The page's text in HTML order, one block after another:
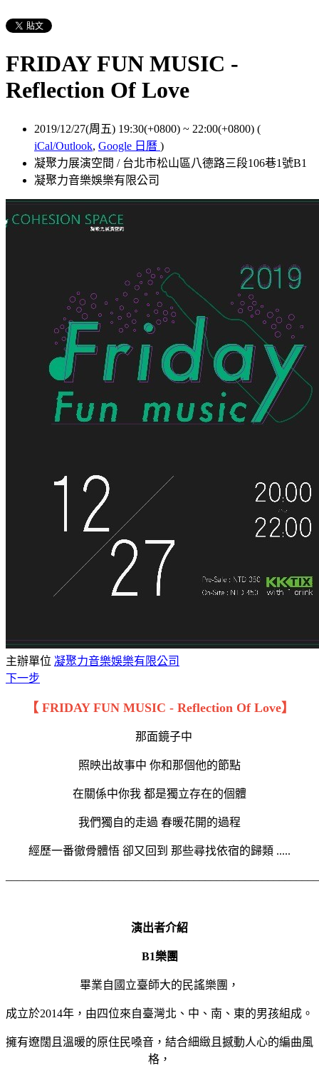
FRIDAY FUN MUSIC -
Reflection Of Love
2019/12/27(周五) 19:30(+0800) ~ 22:00(+0800) (
iCal/Outlook, Google 日曆 )
凝聚力展演空間 / 台北市松山區八德路三段106巷1號B1
凝聚力音樂娛樂有限公司
主辦單位 凝聚力音樂娛樂有限公司
下一步
【 FRIDAY FUN MUSIC - Reflection Of Love】
那面鏡子中
照映出故事中 你和那個他的節點
在關係中你我 都是獨立存在的個體
我們獨自的走過 春暖花開的過程
經歷一番徹骨體悟 卻又回到 那些尋找依宿的歸類 .....
演出者介紹
B1樂團
畢業自國立臺師大的民謠樂團，
成立於2014年，由四位來自臺灣北、中、南、東的男孩組成。
擁有遼闊且溫暖的原住民嗓音，結合細緻且撼動人心的編曲風
格，